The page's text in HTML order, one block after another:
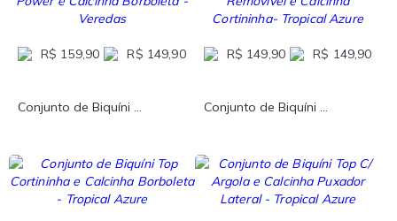
R$ 159,90 R$ 149,90
Conjunto de Biquíni ...
R$ 149,90 R$ 149,90
Conjunto de Biquíni ...